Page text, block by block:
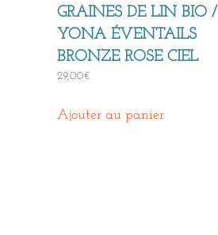
GRAINES DE LIN BIO /
YONA ÉVENTAILS
BRONZE ROSE CIEL
29,00€
Ajouter au panier